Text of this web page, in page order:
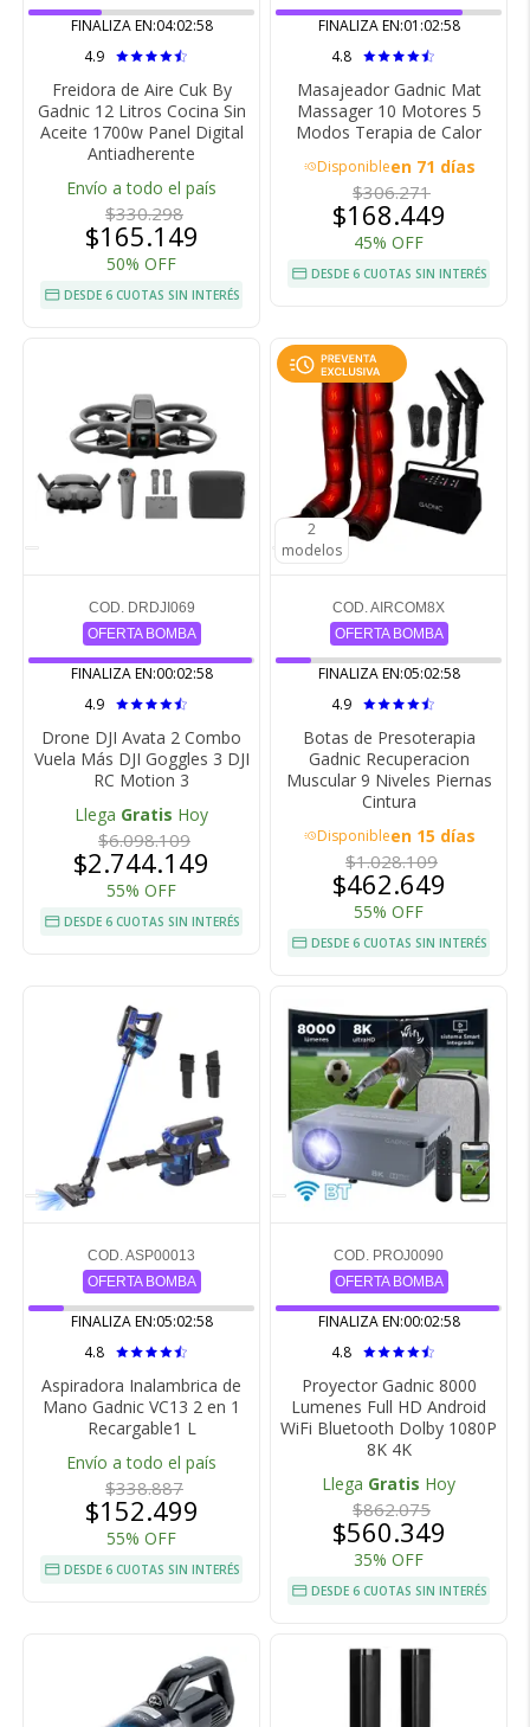
FINALIZA EN:04:02:57
4.9
Freidora de Aire Cuk By
Gadnic 12 Litros Cocina Sin
Aceite 1700w Panel Digital
Antiadherente
Envío a todo el país
$330.298
$165.149
50% OFF
DESDE 6 CUOTAS SIN INTERÉS
FINALIZA EN:01:02:57
4.8
Masajeador Gadnic Mat
Massager 10 Motores 5
Modos Terapia de Calor
acuteDisponibleen 71 días
$306.271
$168.449
45% OFF
DESDE 6 CUOTAS SIN INTERÉS
COD. DRDJI069
OFERTA BOMBA
FINALIZA EN:00:02:57
4.9
Drone DJI Avata 2 Combo
Vuela Más DJI Goggles 3 DJI
RC Motion 3
Llega Gratis Hoy
$6.098.109
$2.744.149
55% OFF
DESDE 6 CUOTAS SIN INTERÉS
2
modelos
2
modelos
COD. AIRCOM8X
OFERTA BOMBA
FINALIZA EN:05:02:57
4.9
Botas de Presoterapia
Gadnic Recuperacion
Muscular 9 Niveles Piernas
Cintura
acuteDisponibleen 15 días
$1.028.109
$462.649
55% OFF
DESDE 6 CUOTAS SIN INTERÉS
COD. ASP00013
OFERTA BOMBA
FINALIZA EN:05:02:57
4.8
Aspiradora Inalambrica de
Mano Gadnic VC13 2 en 1
Recargable1 L
Envío a todo el país
$338.887
$152.499
55% OFF
DESDE 6 CUOTAS SIN INTERÉS
COD. PROJ0090
OFERTA BOMBA
FINALIZA EN:00:02:57
4.8
Proyector Gadnic 8000
Lumenes Full HD Android
WiFi Bluetooth Dolby 1080P
8K 4K
Llega Gratis Hoy
$862.075
$560.349
35% OFF
DESDE 6 CUOTAS SIN INTERÉS